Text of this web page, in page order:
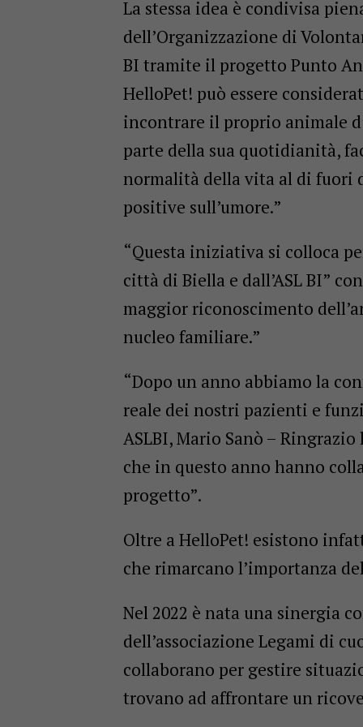
La stessa idea è condivisa
dell’Organizzazione di
BI tramite il progetto Punto
HelloPet! può essere
incontrare il proprio animale
parte della sua quotidianità,
normalità della vita al di fuori
positive sull’umore.”
“Questa iniziativa si colloca
città di Biella e dall’ASL BI”
maggior riconoscimento
nucleo familiare.”
“Dopo un anno abbiamo la
reale dei nostri pazienti e
ASLBI, Mario Sanò –
che in questo anno hanno
progetto”.
Oltre a HelloPet! esistono
che rimarcano l’importanza
Nel 2022 è nata una sinergia
dell’associazione Legami di
collaborano per gestire
trovano ad affrontare un